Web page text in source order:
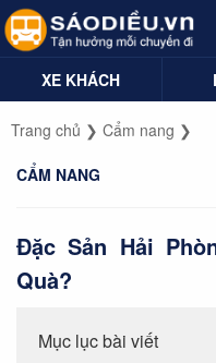
XE KHÁCH
Trang chủ ❯ Cẩm nang ❯
CẨM NANG
Đặc Sản Hải
Quà?
Mục lục bài viết